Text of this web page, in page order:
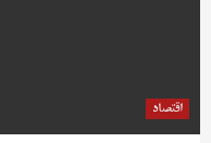
اقتصاد